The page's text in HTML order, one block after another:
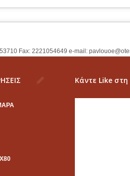
Fax: 2221054649 e-mail:
Κάντε Like